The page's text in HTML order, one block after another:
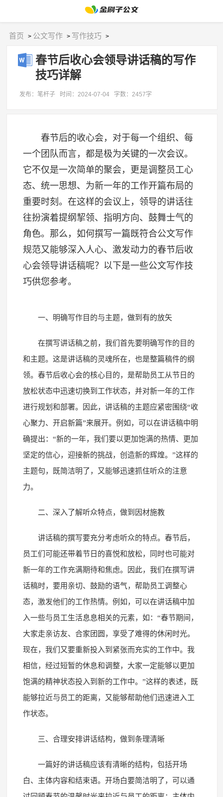
首页 > 公文写作 > 写作技巧 >
春节后收心会领导讲话稿的写作
技巧详解
发布：笔杆子 时间：2024-07-04 字数：2457字
春节后的收心会，对于每一个组织、每
一个团队而言，都是极为关键的一次会议。
它不仅是一次简单的聚会，更是调整员工心
态、统一思想、为新一年的工作开篇布局的
重要时刻。在这样的会议上，领导的讲话往
往扮演着提纲挈领、指明方向、鼓舞士气的
角色。那么，如何撰写一篇既符合公文写作
规范又能够深入人心、激发动力的春节后收
心会领导讲话稿呢？以下是一些公文写作技
巧供您参考。
一、明确写作目的与主题，做到有的放矢
在撰写讲话稿之前，我们首先要明确写作的目的
和主题。这是讲话稿的灵魂所在，也是整篇稿件的纲
领。春节后收心会的核心目的，是帮助员工从节日的
放松状态中迅速切换到工作状态，并对新一年的工作
进行规划和部署。因此，讲话稿的主题应紧密围绕“收
心聚力、开启新篇”来展开。例如，可以在讲话稿中明
确提出：“新的一年，我们要以更加饱满的热情、更加
坚定的信心，迎接新的挑战，创造新的辉煌。”这样的
主题句，既简洁明了，又能够迅速抓住听众的注意
力。
二、深入了解听众特点，做到因材施教
讲话稿的撰写要充分考虑听众的特点。春节后，
员工们可能还带着节日的喜悦和放松，同时也可能对
新一年的工作充满期待和焦虑。因此，我们在撰写讲
话稿时，要用亲切、鼓励的语气，帮助员工调整心
态，激发他们的工作热情。例如，可以在讲话稿中加
入一些与员工生活息息相关的元素，如：“春节期间，
大家走亲访友、合家团圆，享受了难得的休闲时光。
现在，我们又要重新投入到紧张而充实的工作中。我
相信，经过短暂的休息和调整，大家一定能够以更加
饱满的精神状态投入到新的工作中。”这样的表述，既
能够拉近与员工的距离，又能够帮助他们迅速进入工
作状态。
三、合理安排讲话结构，做到条理清晰
一篇好的讲话稿应该有清晰的结构，包括开场
白、主体内容和结束语。开场白要简洁明了，可以通